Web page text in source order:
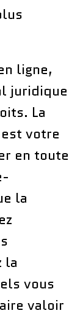
ligne,
juridique
La
votre
en toute
la
la
vous
valoir